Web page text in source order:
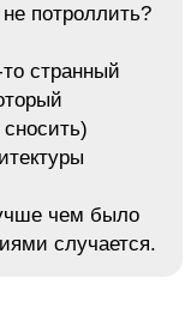
потроллить?
странный
чем было
случается.